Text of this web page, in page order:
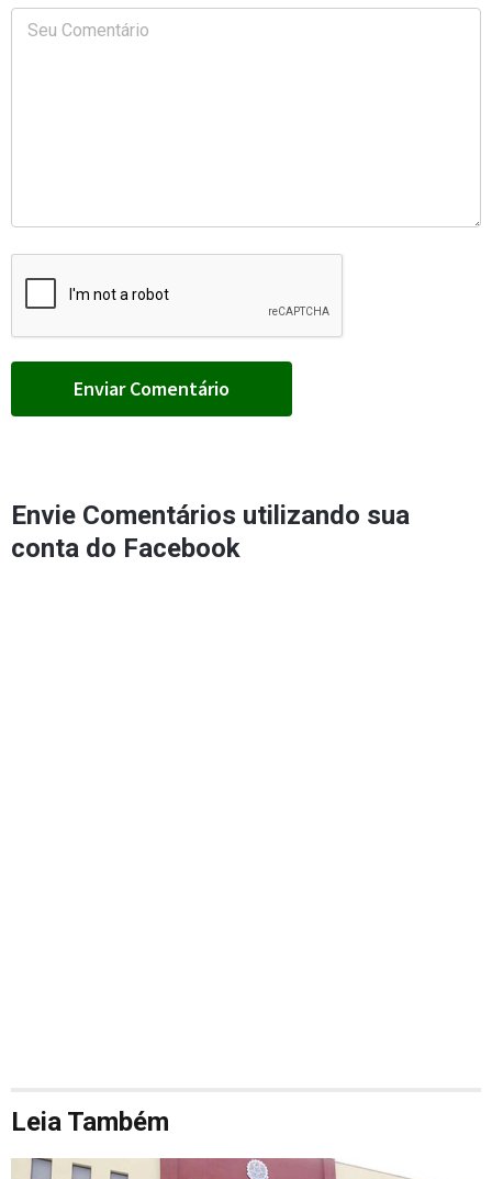
Envie Comentários utilizando sua
conta do Facebook
Leia Também